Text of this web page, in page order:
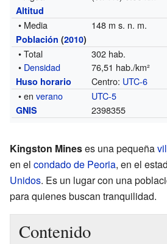
Altitud
• Media 148 m s. n. m.
Población (2010)
• Total
302 hab.
• Densidad 76,51 hab./km²
Huso horario Centro: UTC-6
• enverano UTC-5
GNIS 2398355
Kingston Mineses una pequeña
en el condado de Peoria, en el
Unidos. Es un lugar con una
para quienes buscan tranquilidad.
Contenido